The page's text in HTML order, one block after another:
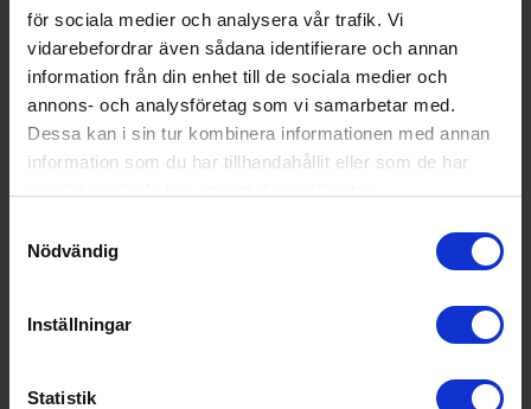
för sociala medier och analysera vår trafik. Vi
vidarebefordrar även sådana identifierare och annan
information från din enhet till de sociala medier och
annons- och analysföretag som vi samarbetar med.
Dessa kan i sin tur kombinera informationen med annan
information som du har tillhandahållit eller som de har
Nödvändig
Inställningar
Statistik
Display på dörr (Ja/Nej):
Nej
Wi-Fi anslutning (Ja/Nej):
Nej
Teknisk data
Årlig energiförbrukning (kWh/
Vikt (kg):